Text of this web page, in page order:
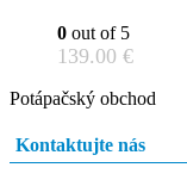
0 out of 5
139.00 €
Potápačský obchod
Kontaktujte nás